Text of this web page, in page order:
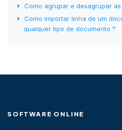
Como agrupar e desagrupar
Como importar linha de um
qualquer tipo de documento ?
SOFTWARE ONLINE